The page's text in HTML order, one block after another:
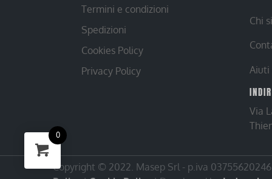
Termini e condizioni
Spedizioni
Cookies Policy
Privacy Policy
Chi
Aiuti
Via
Copyright © 2022. Masep Srl - p.iva 03755620246
0